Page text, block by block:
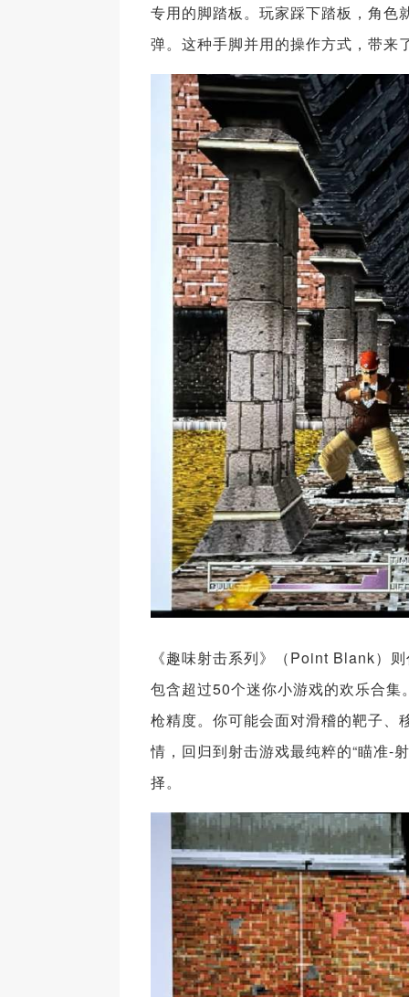
专用的脚踏板。玩家踩下踏板，角色
弹。这种手脚并用的操作方式，带来
《趣味射击系列》（Point Blank）
包含超过50个迷你小游戏的欢乐合
枪精度。你可能会面对滑稽的靶子、
情，回归到射击游戏最纯粹的“瞄准-
择。